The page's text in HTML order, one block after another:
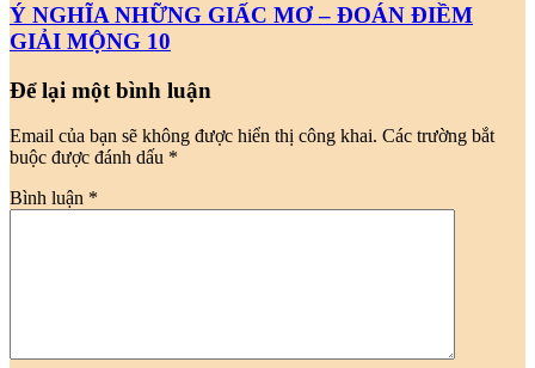
Ý NGHĨA NHỮNG GIẤC MƠ – ĐOÁN ĐIỀM
GIẢI MỘNG 10
Để lại một bình luận
Email của bạn sẽ không được hiển thị công khai. Các trường bắt
buộc được đánh dấu *
Bình luận *